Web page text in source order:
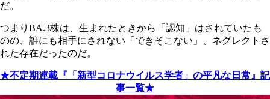
だ。
つまりBA.3株は、生まれたときから「認知」はされていたも
のの、誰にも相手にされない「できそこない」、ネグレクトさ
れた存在だったのだ。
★不定期連載『「新型コロナウイルス学者」の平凡な日常』記
事一覧★